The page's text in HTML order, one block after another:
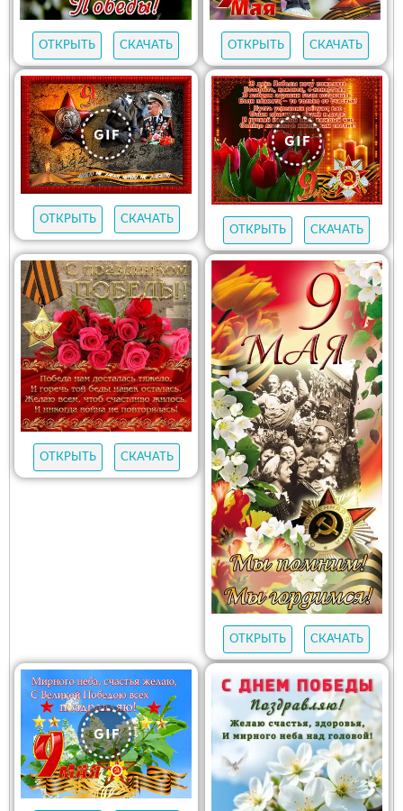
ОТКРЫТЬ СКАЧАТЬ ОТКРЫТЬ СКАЧАТЬ
ОТКРЫТЬ
СКАЧАТЬ
ОТКРЫТЬ
СКАЧАТЬ
ОТКРЫТЬ СКАЧАТЬ
ОТКРЫТЬ СКАЧАТЬ